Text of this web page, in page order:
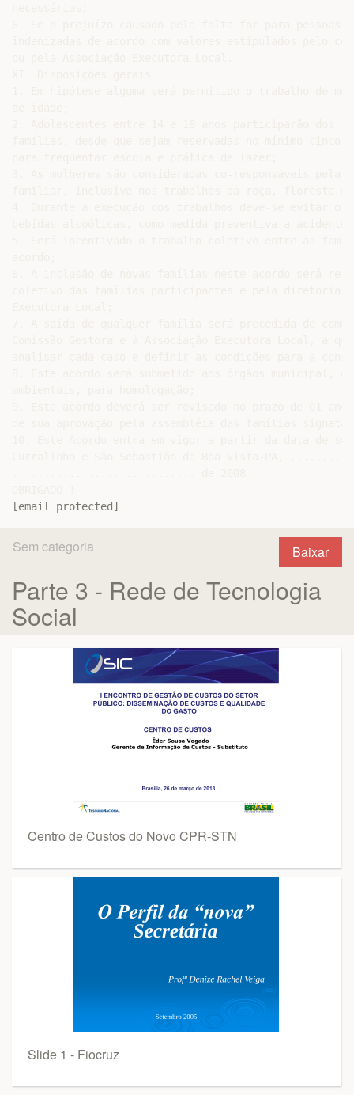
[email protected]
Baixar
Sem categoria
Parte 3 - Rede de Tecnologia
Social
Centro de Custos do Novo CPR-STN
Slide 1 - Fiocruz